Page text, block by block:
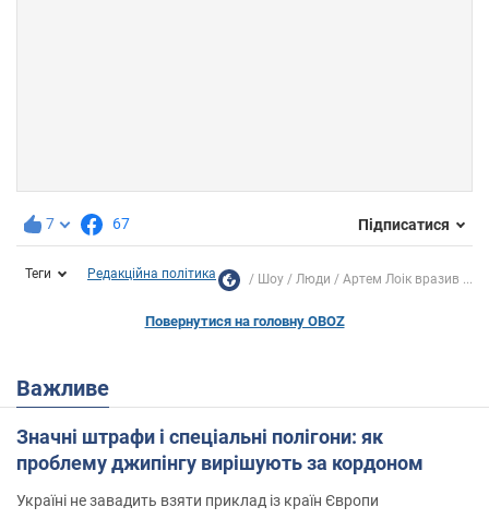
7 67 Підписатися
Теги Редакційна політика Шоу Люди Артем Лоік вразив ...
Повернутися на головну OBOZ
Важливе
Значні штрафи і спеціальні полігони: як
проблему джипінгу вирішують за кордоном
Україні не завадить взяти приклад із країн Європи